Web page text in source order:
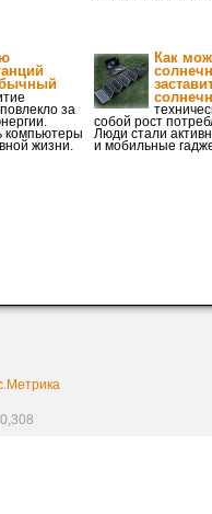
за
компьютеры
жизни.
Как
собой рост
Люди стали
и мобильные